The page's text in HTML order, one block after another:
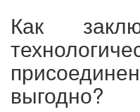
Как
выгодно?